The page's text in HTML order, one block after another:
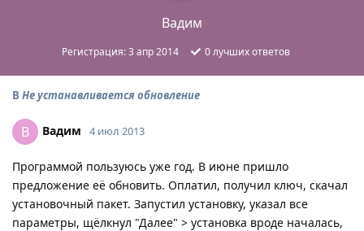
Вадим
Регистрация:3 апр 2014 0лучших ответов
В Не устанавливается обновление
В Вадим 4 июл 2013
Программой пользуюсь уже год. В июне пришло
предложение её обновить. Оплатил, получил ключ, скачал
установочный пакет. Запустил установку, указал все
параметры, щёлкнул "Далее" > установка вроде началась,